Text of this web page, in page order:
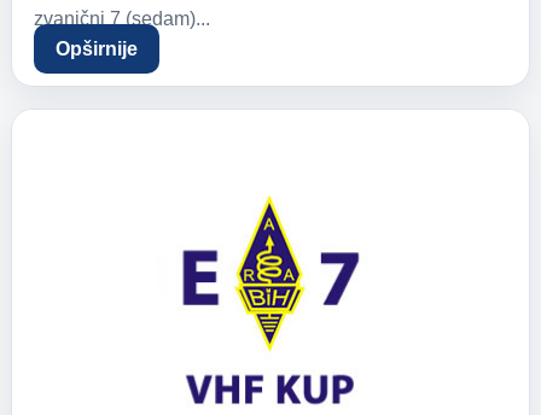
zvanični 7 (sedam)...
Opširnije